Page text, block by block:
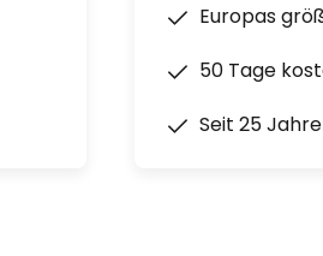
Europas
50 Tage
Seit 25